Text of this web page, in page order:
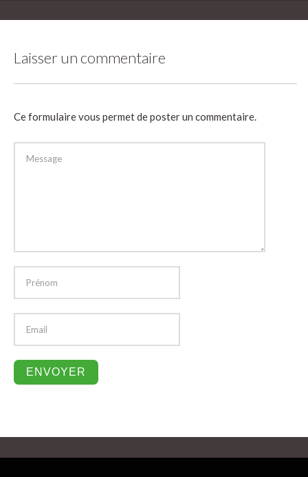
Laisser un commentaire
Ce formulaire vous permet de poster un commentaire.